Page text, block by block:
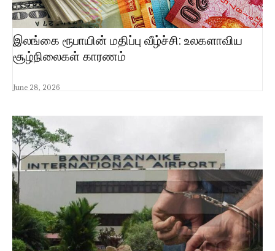
இலங்கை ரூபாயின் மதிப்பு வீழ்ச்சி: உலகளாவிய
சூழ்நிலைகள் காரணம்
June 28, 2026